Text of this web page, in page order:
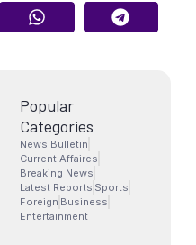
Popular
Categories
News Bulletin
Current Affaires
Breaking News
Latest Reports Sports
Foreign Business
Entertainment